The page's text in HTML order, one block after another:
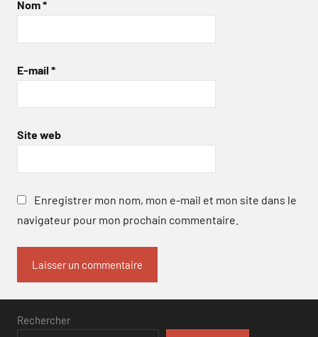
Nom*
E-mail *
Site web
Enregistrer mon nom, mon e-mail et mon site dans le
navigateur pour mon prochain commentaire.
Rechercher